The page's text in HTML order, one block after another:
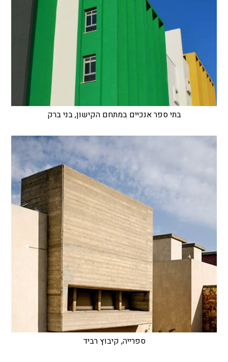
בתי ספר אנכיים במתחם הקישון, בני ברק
ספרייה, קיבוץ רביד